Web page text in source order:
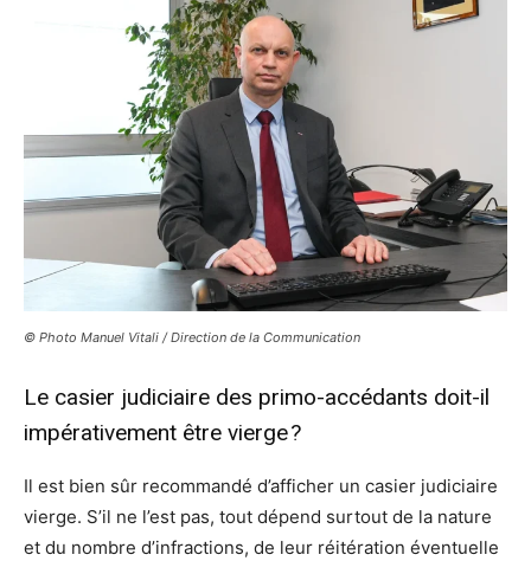
© Photo Manuel Vitali / Direction de la Communication
Le casier judiciaire des primo-accédants doit-il
impérativement être vierge ?
Il est bien sûr recommandé d’afficher un casier judiciaire
vierge. S’il ne l’est pas, tout dépend surtout de la nature
et du nombre d’infractions, de leur réitération éventuelle